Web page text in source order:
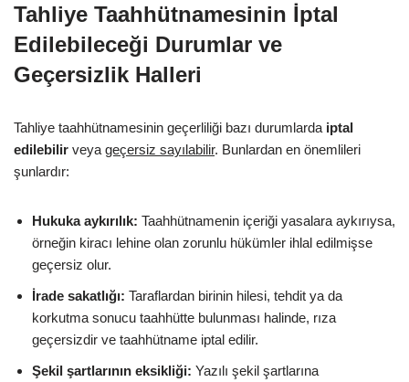
Tahliye Taahhütnamesinin İptal
Edilebileceği Durumlar ve
Geçersizlik Halleri
Tahliye taahhütnamesinin geçerliliği bazı durumlarda iptal
edilebilir veya geçersiz sayılabilir. Bunlardan en önemlileri
şunlardır:
Hukuka aykırılık: Taahhütnamenin içeriği yasalara aykırıysa,
örneğin kiracı lehine olan zorunlu hükümler ihlal edilmişse
geçersiz olur.
İrade sakatlığı: Taraflardan birinin hilesi, tehdit ya da
korkutma sonucu taahhütte bulunması halinde, rıza
geçersizdir ve taahhütname iptal edilir.
Şekil şartlarının eksikliği: Yazılı şekil şartlarına